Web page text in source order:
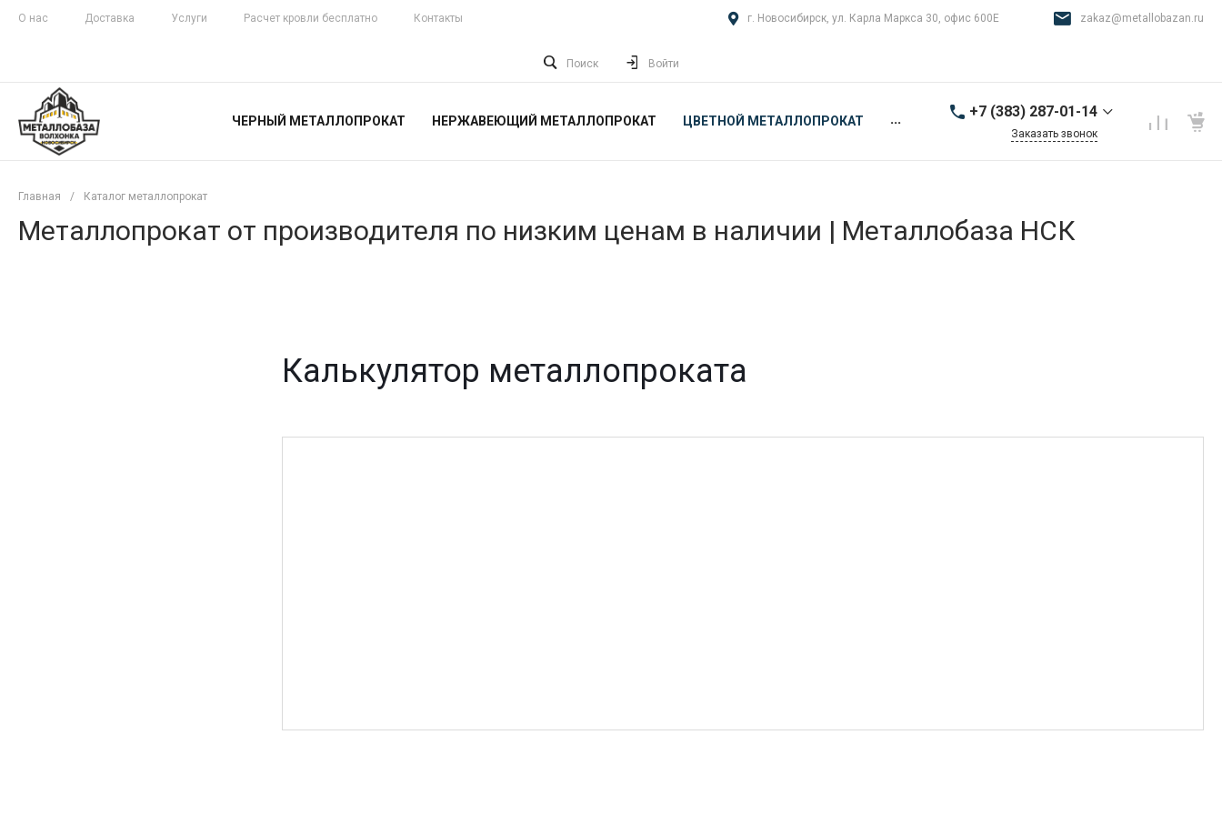
О нас Доставка Услуги Расчет кровли бесплатно Контакты г. Новосибирск, ул. Карла Маркса 30, офис 600Е zakaz@metallobazan.ru
Поиск Войти
ЧЕРНЫЙ МЕТАЛЛОПРОКАТ НЕРЖАВЕЮЩИЙ МЕТАЛЛОПРОКАТ ЦВЕТНОЙ МЕТАЛЛОПРОКАТ ... +7 (383) 287-01-14
9:00-18:00 пн-пт
Заказать звонок
Главная / Каталог металлопрокат
Металлопрокат от производителя по низким ценам в наличии | Металлобаза НСК
Калькулятор металлопроката